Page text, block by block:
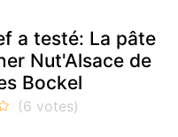
a testé: La pâte
Nut'Alsace de
Bockel